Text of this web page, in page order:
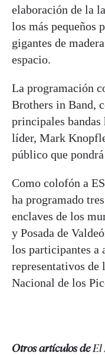
elaboración de la
los más pequeños
gigantes de
espacio.
La programación
Brothers in Band,
principales
líder, Mark
público que
Como colofón a
ha programado
enclaves de los
y Posada de
los participantes a
representativos de
Nacional de los
Otros artículos deEl